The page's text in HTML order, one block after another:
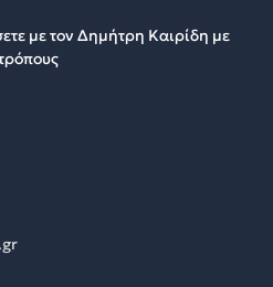
με τον Δημήτρη Καιρίδη με